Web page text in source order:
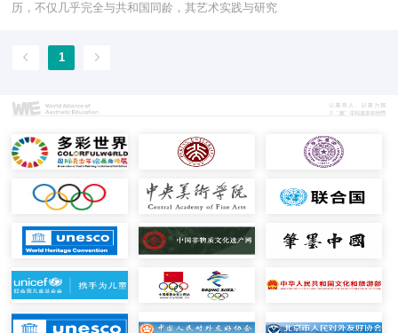
历，不仅几乎完全与共和国同龄，其艺术实践与研究
1